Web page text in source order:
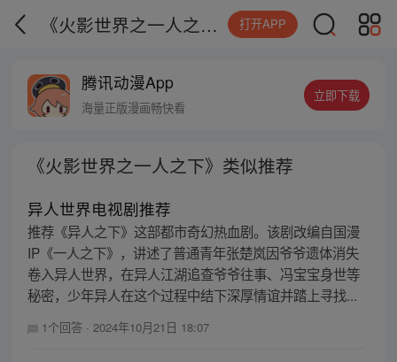
《火影世界之一人之下》类似推荐 打开APP
腾讯动漫App
海量正版漫画畅快看
立即下载
《火影世界之一人之下》类似推荐
异人世界电视剧推荐
推荐《异人之下》这部都市奇幻热血剧。该剧改编自国漫
IP《一人之下》，讲述了普通青年张楚岚因爷爷遗体消失
卷入异人世界，在异人江湖追查爷爷往事、冯宝宝身世等
秘密，少年异人在这个过程中结下深厚情谊并踏上寻找...
1个回答 · 2024年10月21日 18:07